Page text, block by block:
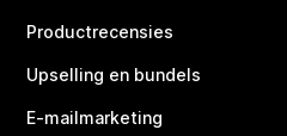
Productrecensies
Upselling en bundels
E-mailmarketing